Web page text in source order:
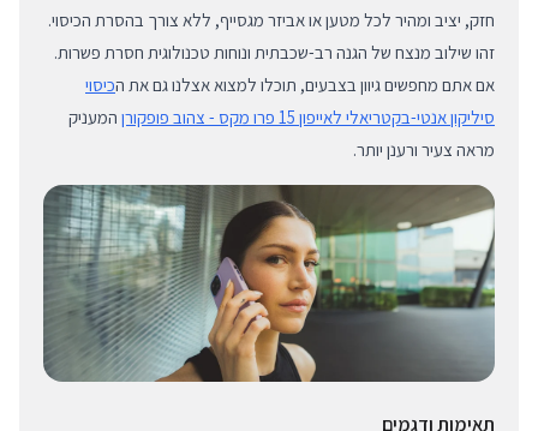
חזק, יציב ומהיר לכל מטען או אביזר מגסייף, ללא צורך בהסרת הכיסוי.
זהו שילוב מנצח של הגנה רב-שכבתית ונוחות טכנולוגית חסרת פשרות.
אם אתם מחפשים גיוון בצבעים, תוכלו למצוא אצלנו גם את הכיסוי
סיליקון אנטי-בקטריאלי לאייפון 15 פרו מקס - צהוב פופקורן
המעניק
מראה צעיר ורענן יותר.
תאימות ודגמים